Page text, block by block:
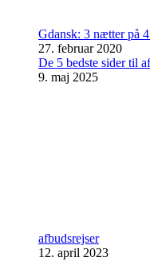
Gdansk: 3 nætter på
27. februar 2020
De 5 bedste sider til
9. maj 2025
afbudsrejser
12. april 2023